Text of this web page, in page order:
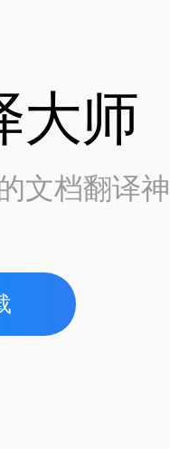
大师
文档翻译神